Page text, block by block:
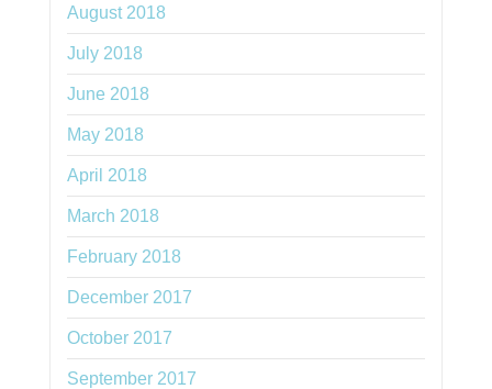
August 2018
July 2018
June 2018
May 2018
April 2018
March 2018
February 2018
December 2017
October 2017
September 2017